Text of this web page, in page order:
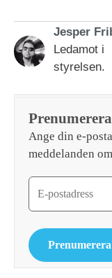
Jesper
Ledamot i
styrelsen.
Ange din e-
meddelanden
Prenumerera